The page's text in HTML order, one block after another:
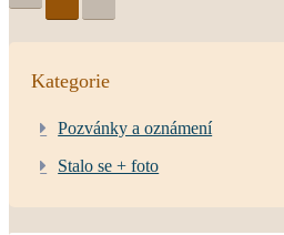
Kategorie
Pozvánky a oznámení
Stalo se + foto